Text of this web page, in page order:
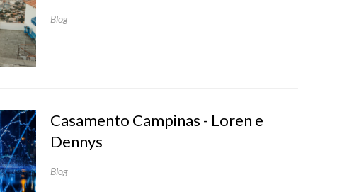
Blog
Casamento Campinas - Loren e
Dennys
Blog